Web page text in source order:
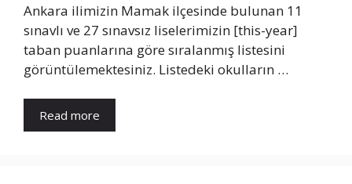
Ankara ilimizin Mamak ilçesinde bulunan 11
sınavlı ve 27 sınavsız liselerimizin [this-year]
taban puanlarına göre sıralanmış listesini
görüntülemektesiniz. Listedeki okulların …
Read more